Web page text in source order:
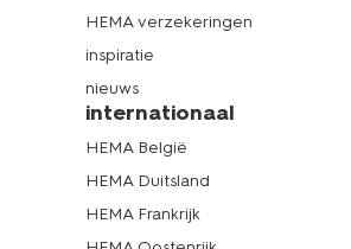
HEMA verzekeringen
inspiratie
nieuws
internationaal
HEMA België
HEMA Duitsland
HEMA Frankrijk